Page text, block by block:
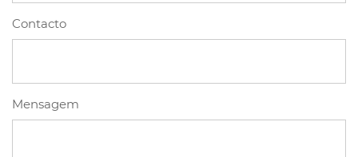
Contacto
Mensagem